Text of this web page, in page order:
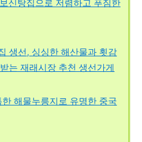
신탕집으로 저렴하고 푸짐한
생선, 싱싱한 해산물과 횟감
는 재래시장 추천 생선가게
해물누릉지로 유명한 중국